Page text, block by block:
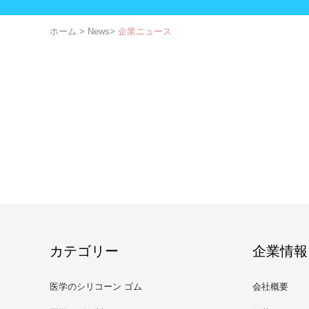
ホーム > News> 企業ニュース
カテゴリー
医学のシリコーン ゴム
企業情報
会社概要